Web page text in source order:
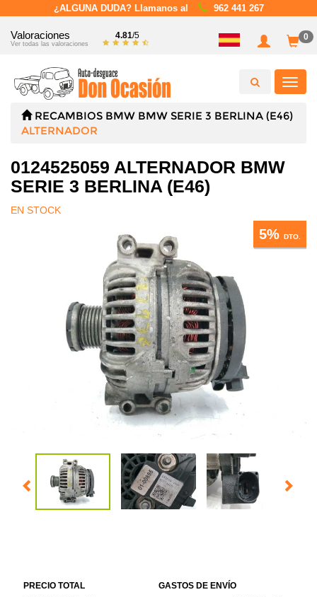
¿ALGUNA DUDA? Llamanos al 962 441 267
Valoraciones
Ver todas las valoraciones
4.81/5 0
RECAMBIOS BMW BMW SERIE 3 BERLINA (E46)
ALTERNADOR
0124525059 ALTERNADOR BMW
SERIE 3 BERLINA (E46)
EN STOCK
5% DTO.
PRECIO TOTAL GASTOS DE ENVÍO